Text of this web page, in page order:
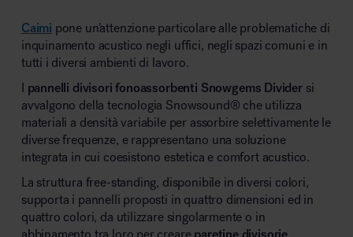
Caimi pone un’attenzione particolare alle problematiche di
inquinamento acustico negli uffici, negli spazi comuni e in
tutti i diversi ambienti di lavoro.
I pannelli divisori fonoassorbenti Snowgems Dividersi
avvalgono della tecnologia Snowsound® che utilizza
materiali a densità variabile per assorbire selettivamente le
diverse frequenze, e rappresentano una soluzione
integrata in cui coesistono estetica e comfort acustico.
La struttura free-standing, disponibile in diversi colori,
supporta i pannelli proposti in quattro dimensioni ed in
quattro colori, da utilizzare singolarmente o in
abbinamento tra loro per creare paretine divisorie